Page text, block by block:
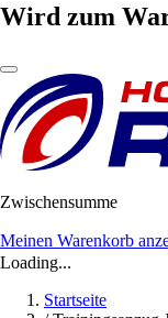
Wird zum
Zwischensumme
Meinen Warenkorb
Loading...
Startseite